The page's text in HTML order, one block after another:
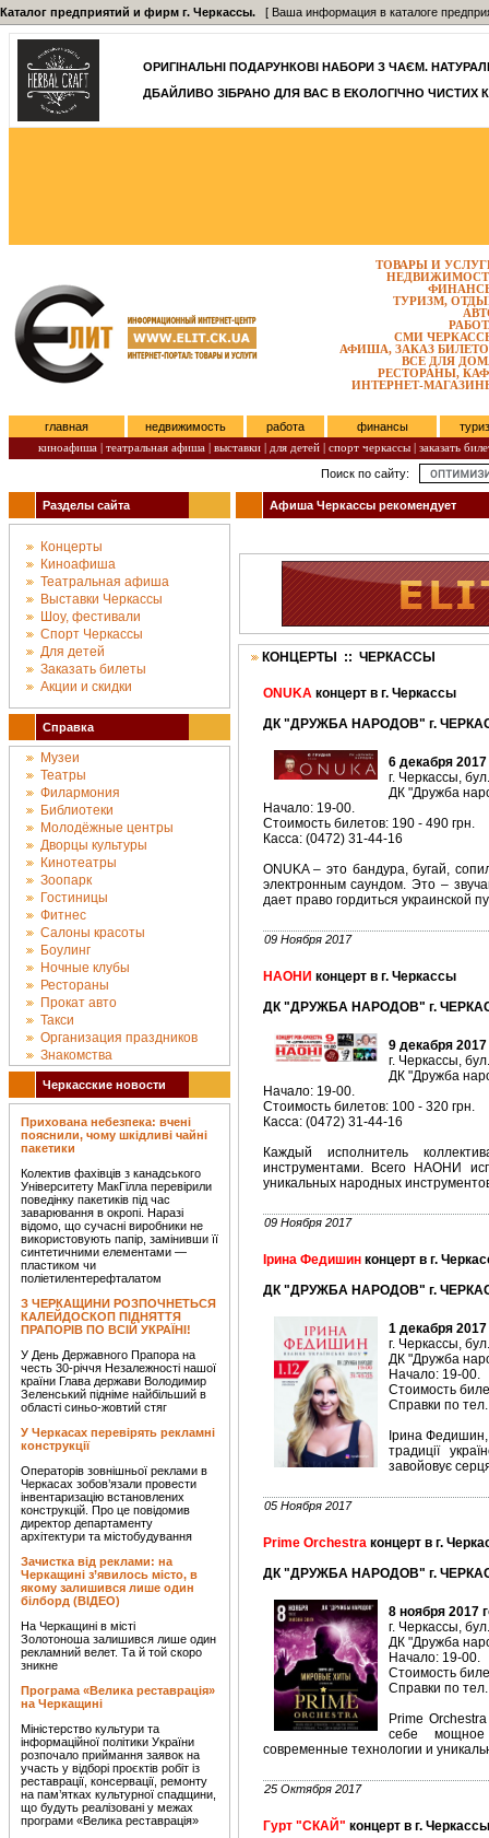
Каталог предприятий и фирм г. Черкассы. [ Ваша информация в каталоге
ОРИГІНАЛЬНІ ПОДАРУНКОВІ НАБОРИ З ЧАЄМ.
ДБАЙЛИВО ЗІБРАНО ДЛЯ ВАС В ЕКОЛОГІЧНО ЧИСТИХ
ТОВАРЫ И
ТУРИЗМ,
СМИ
АФИША, ЗАКАЗ
ВСЕ ДЛЯ
РЕСТОРАНЫ,
ИНТЕРНЕТ-
главная недвижимость работа финансы
киноафиша | театральная афиша | выставки | для детей | спорт черкассы | заказать
Поиск по сайту:
Разделы сайта
Концерты
Киноафиша
Театральная афиша
Выставки Черкассы
Шоу, фестивали
Спорт Черкассы
Для детей
Заказать билеты
Акции и скидки
Справка
Музеи
Театры
Филармония
Библиотеки
Молодёжные центры
Дворцы культуры
Кинотеатры
Зоопарк
Гостиницы
Фитнес
Салоны красоты
Боулинг
Ночные клубы
Рестораны
Прокат авто
Такси
Организация праздников
Знакомства
Черкасские новости
Прихована небезпека: вчені
пояснили, чому шкідливі чайні
пакетики
Колектив фахівців з канадського
Університету МакГілла перевірили
поведінку пакетиків під час
заварювання в окропі. Наразі
відомо, що сучасні виробники не
використовують папір, замінивши її
синтетичними елементами —
пластиком чи
поліетилентерефталатом
З ЧЕРКАЩИНИ РОЗПОЧНЕТЬСЯ
КАЛЕЙДОСКОП ПІДНЯТТЯ
ПРАПОРІВ ПО ВСІЙ УКРАЇНІ!
У День Державного Прапора на
честь 30-річчя Незалежності нашої
країни Глава держави Володимир
Зеленський підніме найбільший в
області синьо-жовтий стяг
У Черкасах перевірять рекламні
конструкції
Операторів зовнішньої реклами в
Черкасах зобов’язали провести
інвентаризацію встановлених
конструкцій. Про це повідомив
директор департаменту
архітектури та містобудування
Зачистка від реклами: на
Черкащині з’явилось місто, в
якому залишився лише один
білборд (ВІДЕО)
На Черкащині в місті
Золотоноша залишився лише один
рекламний велет. Та й той скоро
зникне
Програма «Велика реставрація»
на Черкащині
Міністерство культури та
інформаційної політики України
розпочало приймання заявок на
участь у відборі проєктів робіт із
реставрації, консервації, ремонту
на пам’ятках культурної спадщини,
що будуть реалізовані у межах
програми «Велика реставрація»
Афиша Черкассы рекомендует
КОНЦЕРТЫ :: ЧЕРКАССЫ
ONUKA концерт в г. Черкассы
ДК "ДРУЖБА НАРОДОВ" г.
6 декабря 2017
г. Черкассы,
ДК "Дружба
Начало: 19-00.
Стоимость билетов: 190 - 490 грн.
Касса: (0472) 31-44-16
ONUKA – это бандура, бугай,
электронным саундом. Это –
дает право гордиться украинской
09 Ноября 2017
НАОНИ концерт в г. Черкассы
ДК "ДРУЖБА НАРОДОВ" г.
9 декабря 2017
г. Черкассы,
ДК "Дружба
Начало: 19-00.
Стоимость билетов: 100 - 320 грн.
Касса: (0472) 31-44-16
Каждый исполнитель
инструментами. Всего НАОНИ
уникальных народных
09 Ноября 2017
Ірина Федишин концерт в г.
ДК "ДРУЖБА НАРОДОВ" г.
1 декабря 2017
г. Черкассы,
ДК "Дружба
Начало: 19-00.
Стоимость
Справки по
Ірина
традиції
завойовує
05 Ноября 2017
Prime Orchestra концерт в г.
ДК "ДРУЖБА НАРОДОВ" г.
8 ноября 2017
г. Черкассы,
ДК "Дружба
Начало: 19-00.
Стоимость
Справки по
Prime
себе мощное
современные технологии и
25 Октября 2017
Гурт "СКАЙ" концерт в г. Черкассы